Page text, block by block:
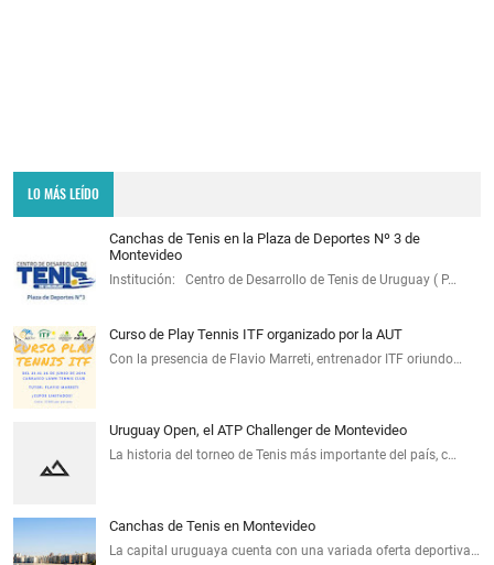
LO MÁS LEÍDO
Canchas de Tenis en la Plaza de Deportes Nº 3 de
Montevideo
Institución: Centro de Desarrollo de Tenis de Uruguay ( P…
Curso de Play Tennis ITF organizado por la AUT
Con la presencia de Flavio Marreti, entrenador ITF oriundo…
Uruguay Open, el ATP Challenger de Montevideo
La historia del torneo de Tenis más importante del país, c…
Canchas de Tenis en Montevideo
La capital uruguaya cuenta con una variada oferta deportiva…